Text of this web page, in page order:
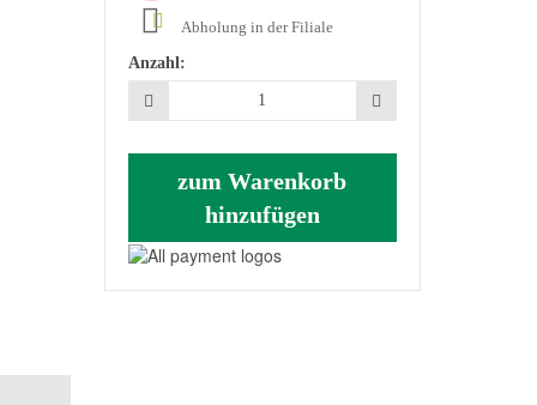
Abholung in der Filiale
Anzahl:
zum Warenkorb
hinzufügen